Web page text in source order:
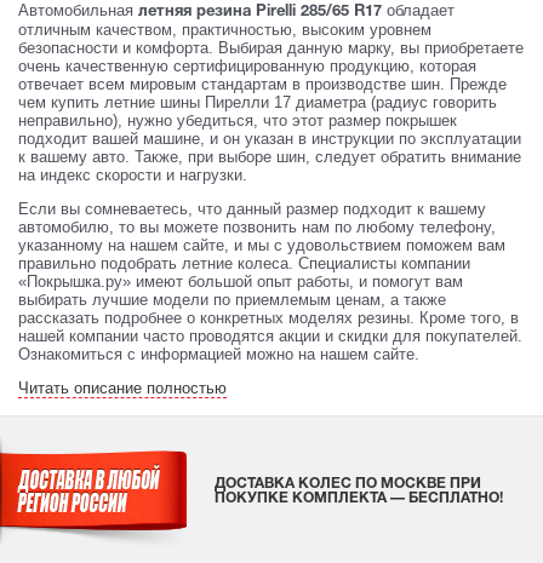
Автомобильная летняя резина Pirelli 285/65 R17 обладает
отличным качеством, практичностью, высоким уровнем
безопасности и комфорта. Выбирая данную марку, вы приобретаете
очень качественную сертифицированную продукцию, которая
отвечает всем мировым стандартам в производстве шин. Прежде
чем купить летние шины Пирелли 17 диаметра (радиус говорить
неправильно), нужно убедиться, что этот размер покрышек
подходит вашей машине, и он указан в инструкции по эксплуатации
к вашему авто. Также, при выборе шин, следует обратить внимание
на индекс скорости и нагрузки.
Если вы сомневаетесь, что данный размер подходит к вашему
автомобилю, то вы можете позвонить нам по любому телефону,
указанному на нашем сайте, и мы с удовольствием поможем вам
правильно подобрать летние колеса. Специалисты компании
«Покрышка.ру» имеют большой опыт работы, и помогут вам
выбирать лучшие модели по приемлемым ценам, а также
рассказать подробнее о конкретных моделях резины. Кроме того, в
нашей компании часто проводятся акции и скидки для покупателей.
Ознакомиться с информацией можно на нашем сайте.
Читать описание полностью
ДОСТАВКА КОЛЕС ПО МОСКВЕ ПРИ
ПОКУПКЕ КОМПЛЕКТА — БЕСПЛАТНО!